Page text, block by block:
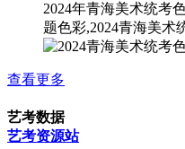
2024年青海美术统考
题色彩,2024青海美术
查看更多
艺考数据
艺考资源站